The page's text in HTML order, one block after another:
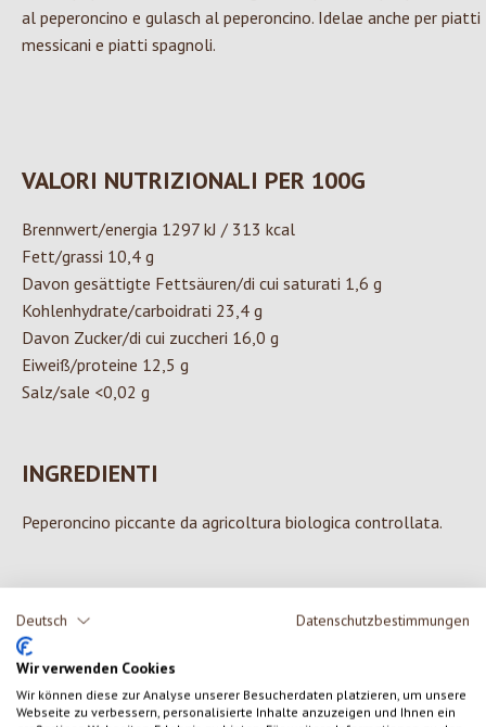
Deutsch Datenschutzbestimmungen
Wir verwenden Cookies
Wir können diese zur Analyse unserer Besucherdaten platzieren, um unsere
Webseite zu verbessern, personalisierte Inhalte anzuzeigen und Ihnen ein
al peperoncino e gulasch al peperoncino. Idelae anche per piatti
messicani e piatti spagnoli.
VALORI NUTRIZIONALI PER 100G
Brennwert/energia 1297 kJ / 313 kcal
Fett/grassi 10,4 g
Davon gesättigte Fettsäuren/di cui saturati 1,6 g
Kohlenhydrate/carboidrati 23,4 g
Davon Zucker/di cui zuccheri 16,0 g
Eiweiß/proteine 12,5 g
Salz/sale <0,02 g
INGREDIENTI
Peperoncino piccante da agricoltura biologica controllata.
0 di 0 valutazioni
Valutazione media di 0 su 5 stelle
Formula una valutazione!